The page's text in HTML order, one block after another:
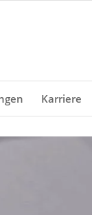
Karriere